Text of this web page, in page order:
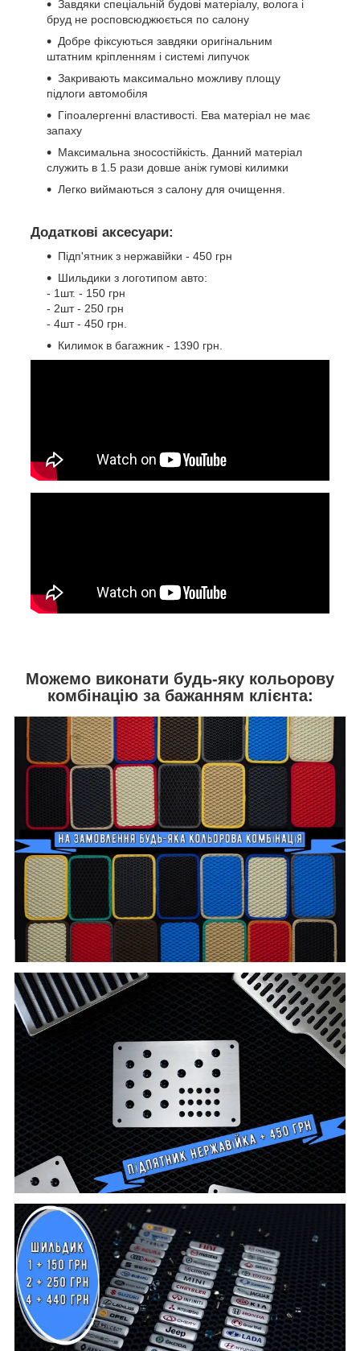
Завдяки спеціальній будові матеріалу, волога і
бруд не росповсюджюється по салону
Добре фіксуються завдяки оригінальним
штатним кріпленням і системі липучок
Закривають максимально можливу площу
підлоги автомобіля
Гіпоалергенні властивості. Ева матеріал не має
запаху
Максимальна зносостійкість. Данний матеріал
служить в 1.5 рази довше аніж гумові килимки
Легко виймаються з салону для очищення.
Додаткові аксесуари:
Підп'ятник з нержавійки - 450 грн
Шильдики з логотипом авто:
- 1шт. - 150 грн
- 2шт - 250 грн
- 4шт - 450 грн.
Килимок в багажник - 1390 грн.
Можемо виконати будь-яку кольорову
комбінацію за бажанням клієнта: